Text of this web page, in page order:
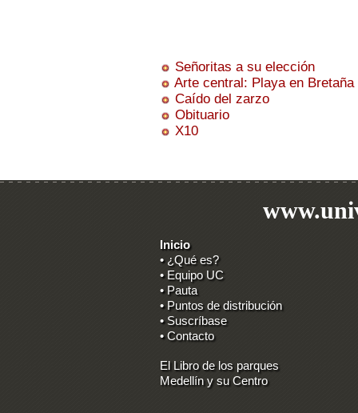
Señoritas a su elección
Arte central: Playa en Bretaña
Caído del zarzo
Obituario
X10
Inicio
• ¿Qué es?
• Equipo UC
• Pauta
• Puntos de distribución
• Suscríbase
• Contacto
El Libro de los parques
Medellín y su Centro